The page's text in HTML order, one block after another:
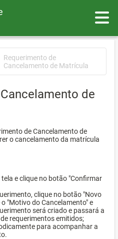
Requerimento de
Cancelamento de Matrícula
de
de Cancelamento de
o cancelamento da matrícula
e clique no botão "Confirmar
clique no botão "Novo
"Motivo do Cancelamento" e
será criado e passará a
requerimentos emitidos;
para acompanhar a